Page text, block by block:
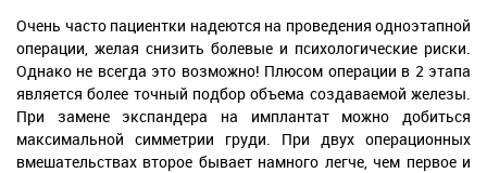
Очень часто пациентки надеются на проведения одноэтапной
операции, желая снизить болевые и психологические риски.
Однако не всегда это возможно! Плюсом операции в 2 этапа
является более точный подбор объема создаваемой железы.
При замене экспандера на имплантат можно добиться
максимальной симметрии груди. При двух операционных
вмешательствах второе бывает намного легче, чем первое и